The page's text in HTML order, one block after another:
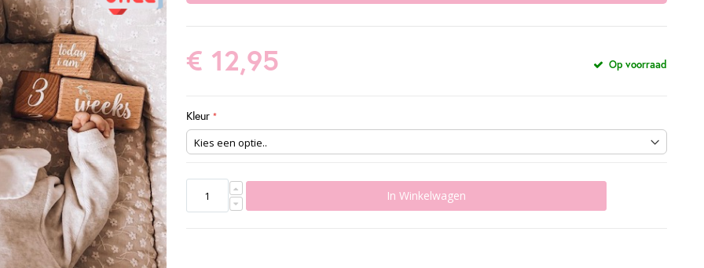
€ 12,95 Op voorraad
Kleur
In Winkelwagen